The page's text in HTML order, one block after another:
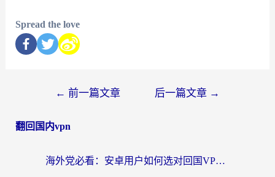
Spread the love
← 前一篇文章 后一篇文章 →
翻回国内vpn
海外党必看：安卓用户如何选对回国VPN？从踩坑到无缝访问的全攻略